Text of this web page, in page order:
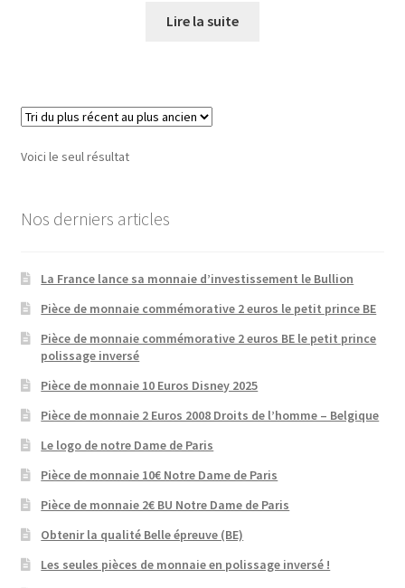
Lire la suite
Voici le seul résultat
Nos derniers articles
La France lance sa monnaie d’investissement le Bullion
Pièce de monnaie commémorative 2 euros le petit prince BE
Pièce de monnaie commémorative 2 euros BE le petit prince
polissage inversé
Pièce de monnaie 10 Euros Disney 2025
Pièce de monnaie 2 Euros 2008 Droits de l’homme – Belgique
Le logo de notre Dame de Paris
Pièce de monnaie 10€ Notre Dame de Paris
Pièce de monnaie 2€ BU Notre Dame de Paris
Obtenir la qualité Belle épreuve (BE)
Les seules pièces de monnaie en polissage inversé !